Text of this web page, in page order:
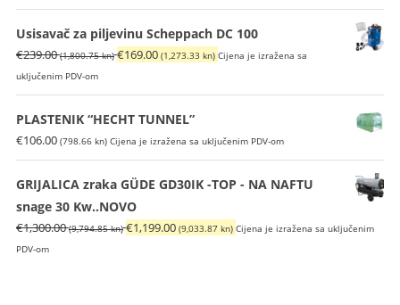
Usisavač za piljevinu Scheppach DC 100
€239.00 (1,800.75 kn)Izvorna
bila
je:
€239.00
kn).
€169.00 (1,273.33 kn) Trenutna
je:
(1,273.33
Cijena je izražena sa
uključenim PDV-om
PLASTENIK “HECHT TUNNEL”
€106.00 (798.66 kn) Cijena je izražena sa uključenim PDV-om
GRIJALICA zraka GÜDE GD30IK -TOP - NA NAFTU
snage 30 Kw..NOVO
€1,300.00 (9,794.85 kn)Izvorna
€1,199.00 (9,033.87 kn) Trenutna
Cijena je izražena sa uključenim
PDV-om